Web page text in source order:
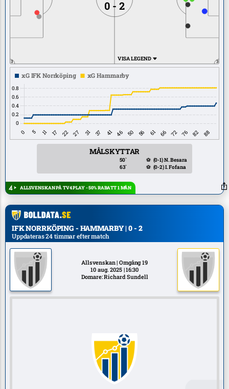
3 3
0 - 2
VISA LEGEND
MÅLSKYTTAR
50` ⚽ (0-1)N. Besara
63`
⚽ (0-2)I. Fofana
ALLSVENSKAN PÅ TV4 PLAY - 50% RABATT 1 MÅN
IFK NORRKÖPING - HAMMARBY | 0 - 2
Uppdateras 24 timmar efter match
Allsvenskan | Omgång 19
10 aug. 2025 | 16:30
Domare: Richard Sundell